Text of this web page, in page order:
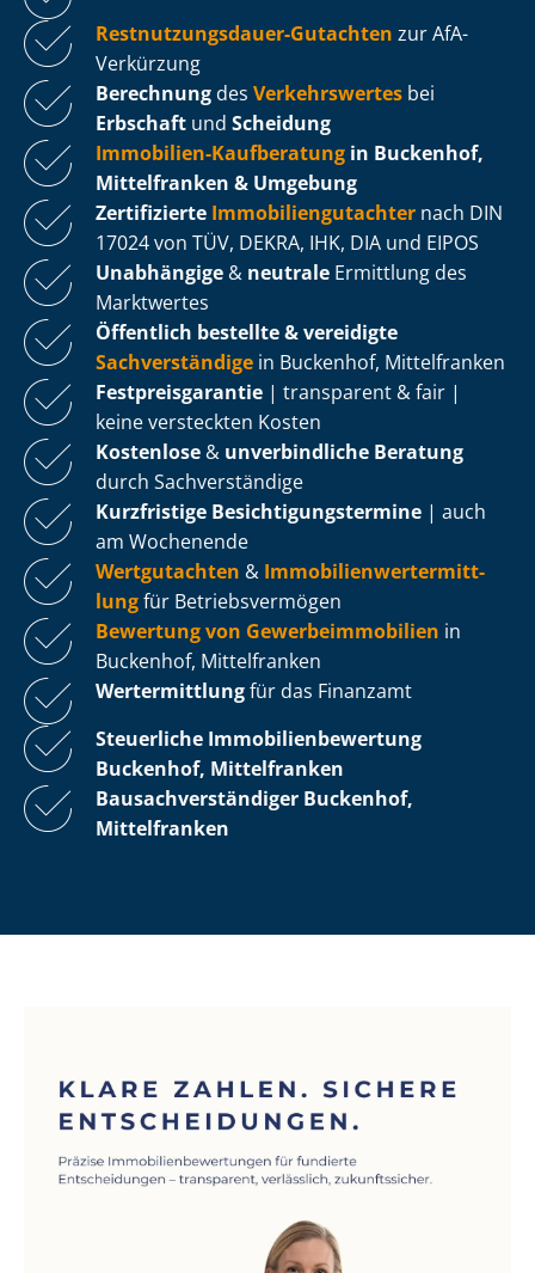
Rest­nut­zungs­dau­er-Gutachten zur AfA-
Verkürzung
Berechnung des Verkehrswertes bei
Erbschaft und Scheidung
Immobilien-Kaufberatung in Buckenhof,
Mittelfranken & Umgebung
Zertifizierte Im­mo­bi­li­en­gut­ach­ter nach DIN
17024 von TÜV, DEKRA, IHK, DIA und EIPOS
Unabhängige & neutrale Ermittlung des
Marktwertes
Öffentlich bestellte & vereidigte
Sachverständige in Buckenhof, Mittelfranken
Fest­preis­ga­ran­tie | transparent & fair |
keine versteckten Kosten
Kostenlose & unverbindliche Beratung
durch Sachverständige
Kurzfristige Be­sich­ti­gungs­ter­mi­ne | auch
am Wochenende
Wertgutachten & Im­mo­bi­li­en­wert­ermitt­
lungfür Be­triebs­ver­mö­gen
Bewertung von Ge­wer­be­im­mo­bi­li­en in
Buckenhof, Mittelfranken
Wertermittlungfür das Finanzamt
Steuerliche Im­mo­bi­li­en­be­wer­tung
Buckenhof, Mittelfranken
Bau­sach­ver­stän­di­ger Buckenhof,
Mittelfranken